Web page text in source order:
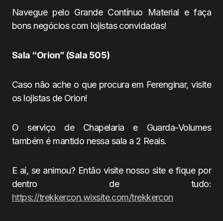
Navegue pelo Grande Contínuo Material e faça
bons negócios com lojistas convidadas!
Sala “Orion” (Sala 505)
Caso não ache o que procura em Ferenginar, visite
os lojistas de Orion!
O serviço de Chapelaria e Guarda-Volumes
também é mantido nessa sala a 2 Reais.
E aí, se animou? Então visite nosso site e fique por
dentro de tudo:
https://trekkercon.wixsite.com/trekkercon